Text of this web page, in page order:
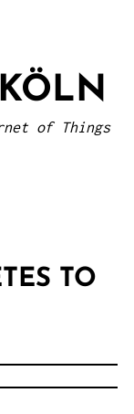
of Things
TO